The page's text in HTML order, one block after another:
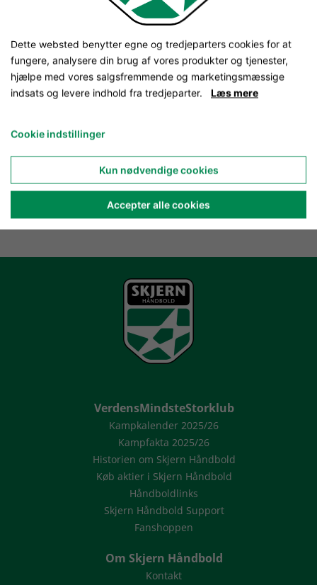
VerdensMindsteStorklub
Kampkalender 2025/26
Kampfakta 2025/26
Historien om Skjern Håndbold
Køb aktier i Skjern Håndbold
Håndboldlinks
Skjern Håndbold Support
Fanshoppen
Om Skjern Håndbold
Kontakt
Dette websted benytter egne og tredjeparters cookies for at
fungere, analysere din brug af vores produkter og tjenester,
hjælpe med vores salgsfremmende og marketingsmæssige
indsats og levere indhold fra tredjeparter. Læs mere
Cookie indstillinger
Kun nødvendige cookies
Accepter alle cookies